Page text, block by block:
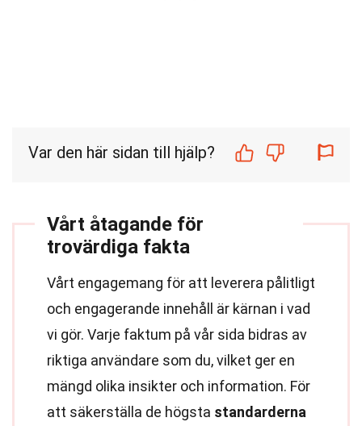
Var den här sidan till hjälp?
Vårt åtagande för
trovärdiga fakta
Vårt engagemang för att leverera pålitligt
och engagerande innehåll är kärnan i vad
vi gör. Varje faktum på vår sida bidras av
riktiga användare som du, vilket ger en
mängd olika insikter och information. För
att säkerställa de högsta standarderna